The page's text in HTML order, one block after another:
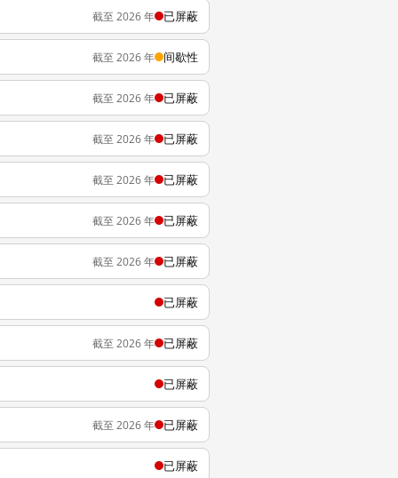
截至 2026 年 已屏蔽
截至 2026 年 间歇性
截至 2026 年 已屏蔽
截至 2026 年 已屏蔽
截至 2026 年 已屏蔽
截至 2026 年 已屏蔽
截至 2026 年 已屏蔽
已屏蔽
截至 2026 年 已屏蔽
已屏蔽
截至 2026 年 已屏蔽
已屏蔽